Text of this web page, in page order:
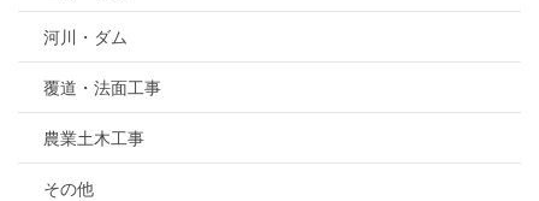
河川・ダム
覆道・法面工事
農業土木工事
その他